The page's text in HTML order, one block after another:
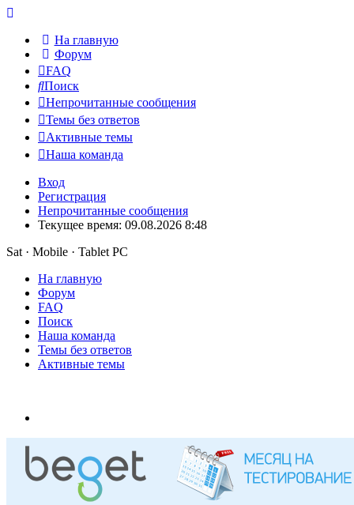
На главную
Форум
FAQ
Поиск
Непрочитанные сообщения
Темы без ответов
Активные темы
Наша команда
Вход
Регистрация
Непрочитанные сообщения
Текущее время: 09.08.2026 8:48
Sat · Mobile · Tablet PC
На главную
Форум
FAQ
Поиск
Наша команда
Темы без ответов
Активные темы